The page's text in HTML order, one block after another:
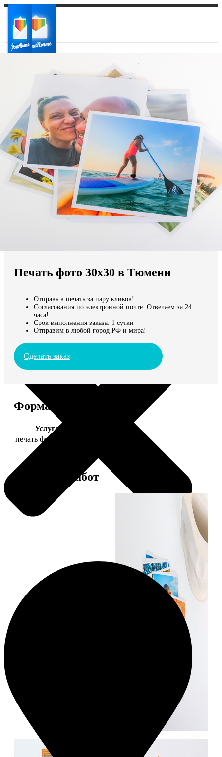
Ваш регион доставки
Выберите из списка:
Мы доставляем по всему миру
Продолжить без города
Печать фото 30х30 в Тюмени
Отправь в печать за пару кликов!
Согласования по электронной почте. Отвечаем за 24
часа!
Срок выполнения заказа: 1 сутки
Отправим в любой город РФ и мира!
Сделать заказ
Форматы и цены
Услуга
печать фото 30х30
Примеры работ